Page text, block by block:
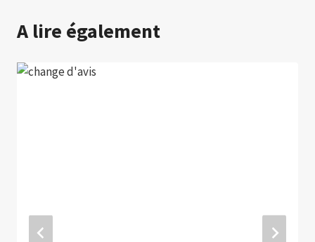
A lire également